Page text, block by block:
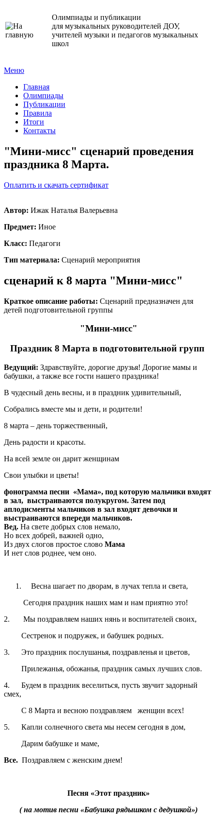
Олимпиады и публикации
для музыкальных руководителей ДОУ,
учителей музыки и педагогов музыкальных
школ
Меню
Главная
Олимпиады
Публикации
Правила
Итоги
Контакты
"Мини-мисс" сценарий проведения
праздника 8 Марта.
Оплатить и скачать сертификат
Автор: Ижак Наталья Валерьевна
Предмет: Иное
Класс: Педагоги
Тип материала: Сценарий мероприятия
сценарий к 8 марта "Мини-мисс"
Краткое описание работы: Сценарий предназначен для
детей подготовительной группы
"Мини-мисс"
Праздник 8 Марта в подготовительной групп
Ведущий: Здравствуйте, дорогие друзья! Дорогие мамы и
бабушки, а также все гости нашего праздника!
В чудесный день весны, и в праздник удивительный,
Собрались вместе мы и дети, и родители!
8 марта – день торжественный,
День радости и красоты.
На всей земле он дарит женщинам
Свои улыбки и цветы!
фонограмма песни «Мама», под которую мальчики входят
в зал, выстраиваются полукругом. Затем под
аплодисменты мальчиков в зал входят девочки и
выстраиваются впереди мальчиков.
Вед. На свете добрых слов немало,
Но всех добрей, важней одно,
Из двух слогов простое слово Мама
И нет слов роднее, чем оно.
Весна шагает по дворам, в лучах тепла и света,
Сегодня праздник наших мам и нам приятно это!
2. Мы поздравляем наших нянь и воспитателей своих,
Сестренок и подружек, и бабушек родных.
3. Это праздник послушанья, поздравленья и цветов,
Прилежанья, обожанья, праздник самых лучших слов.
4. Будем в праздник веселиться, пусть звучит задорный
смех,
С 8 Марта и весною поздравляем женщин всех!
5. Капли солнечного света мы несем сегодня в дом,
Дарим бабушке и маме,
Все. Поздравляем с женским днем!
Песня «Этот праздник»
( на мотив песни «Бабушка рядышком с дедушкой»)